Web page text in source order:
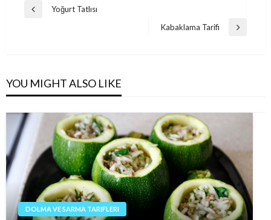
Post
Previous
Yoğurt Tatlısı
Next
Kabaklama Tarifi
YOU MIGHT ALSO LIKE
DOLMA VE SARMA TARIFLERI